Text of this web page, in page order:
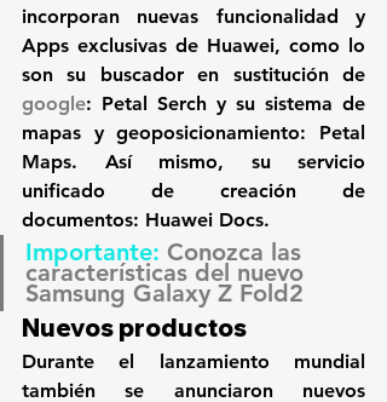
incorporan nuevas funcionalidad y
Apps exclusivas de Huawei, como lo
google: Petal Serch y su sistema de
mapas y geoposicionamiento: Petal
Maps. Así mismo, su servicio
unificado de creación de
documentos: Huawei Docs.
Importante: Conozca las
características del nuevo
Samsung Galaxy Z Fold2
Nuevos productos
Durante el lanzamiento mundial
también se anunciaron nuevos